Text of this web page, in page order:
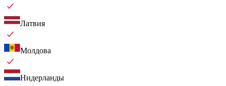
Латвия
Молдова
Нидерланды